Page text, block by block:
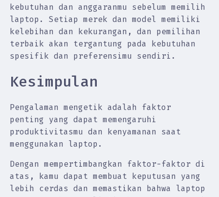
kebutuhan dan anggaranmu sebelum memilih
laptop. Setiap merek dan model memiliki
kelebihan dan kekurangan, dan pemilihan
terbaik akan tergantung pada kebutuhan
spesifik dan preferensimu sendiri.
Kesimpulan
Pengalaman mengetik adalah faktor
penting yang dapat memengaruhi
produktivitasmu dan kenyamanan saat
menggunakan laptop.
Dengan mempertimbangkan faktor-faktor di
atas, kamu dapat membuat keputusan yang
lebih cerdas dan memastikan bahwa laptop